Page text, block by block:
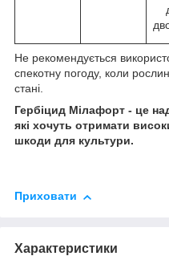
Не рекомендується
спекотну погоду, коли
стані.
Гербіцид Мілафорт - це
які хочуть отримати
шкоди для культури.
Приховати
Характеристики